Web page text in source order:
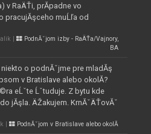
v RaÄŤi, prĂ­padne vo
pracujĂşceho muĹľa od
|
PodnĂˇjom izby - RaÄŤa/Vajnory,
BA
o podnĂˇjme pre mladĂş
v Bratislave alebo okolĂ­?
eĹˇte Ĺˇtuduje. Z bytu kde
jĂşla. ÄŽakujem. KrnĂˇÄŤovĂˇ
| PodnĂˇjom v Bratislave alebo okolĂ­